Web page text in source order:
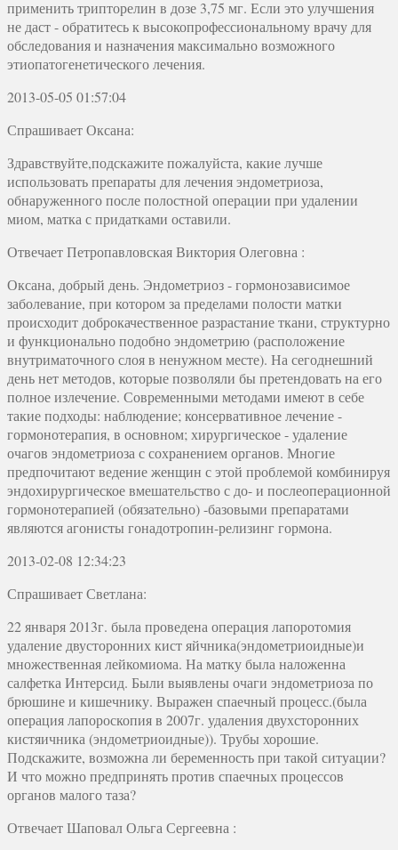
применить трипторелин в дозе 3,75 мг. Если это улучшения
не даст - обратитесь к высокопрофессиональному врачу для
обследования и назначения максимально возможного
этиопатогенетического лечения.
2013-05-05 01:57:04
Спрашивает Оксана:
Здравствуйте,подскажите пожалуйста, какие лучше
использовать препараты для лечения эндометриоза,
обнаруженного после полостной операции при удалении
миом, матка с придатками оставили.
ОтвечаетПетропавловская Виктория Олеговна :
Оксана, добрый день. Эндометриоз - гормонозависимое
заболевание, при котором за пределами полости матки
происходит доброкачественное разрастание ткани, структурно
и функционально подобно эндометрию (расположение
внутриматочного слоя в ненужном месте). На сегоднешний
день нет методов, которые позволяли бы претендовать на его
полное излечение. Современными методами имеют в себе
такие подходы: наблюдение; консервативное лечение -
гормонотерапия, в основном; хирургическое - удаление
очагов эндометриоза с сохранением органов. Многие
предпочитают ведение женщин с этой проблемой комбинируя
эндохирургическое вмешательство с до- и послеоперационной
гормонотерапией (обязательно) -базовыми препаратами
являются агонисты гонадотропин-релизинг гормона.
2013-02-08 12:34:23
Спрашивает Светлана:
22 января 2013г. была проведена операция лапоротомия
удаление двусторонних кист яйчника(эндометриоидные)и
множественная лейкомиома. На матку была наложенна
салфетка Интерсид. Были выявлены очаги эндометриоза по
брюшине и кишечнику. Выражен спаечный процесс.(была
операция лапороскопия в 2007г. удаления двухсторонних
кистяичника (эндометриоидные)). Трубы хорошие.
Подскажите, возможна ли беременность при такой ситуации?
И что можно предпринять против спаечных процессов
органов малого таза?
ОтвечаетШаповал Ольга Сергеевна :